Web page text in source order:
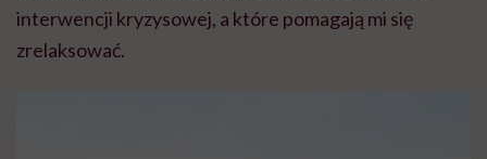
interwencji kryzysowej, a które pomagają mi się
zrelaksować.